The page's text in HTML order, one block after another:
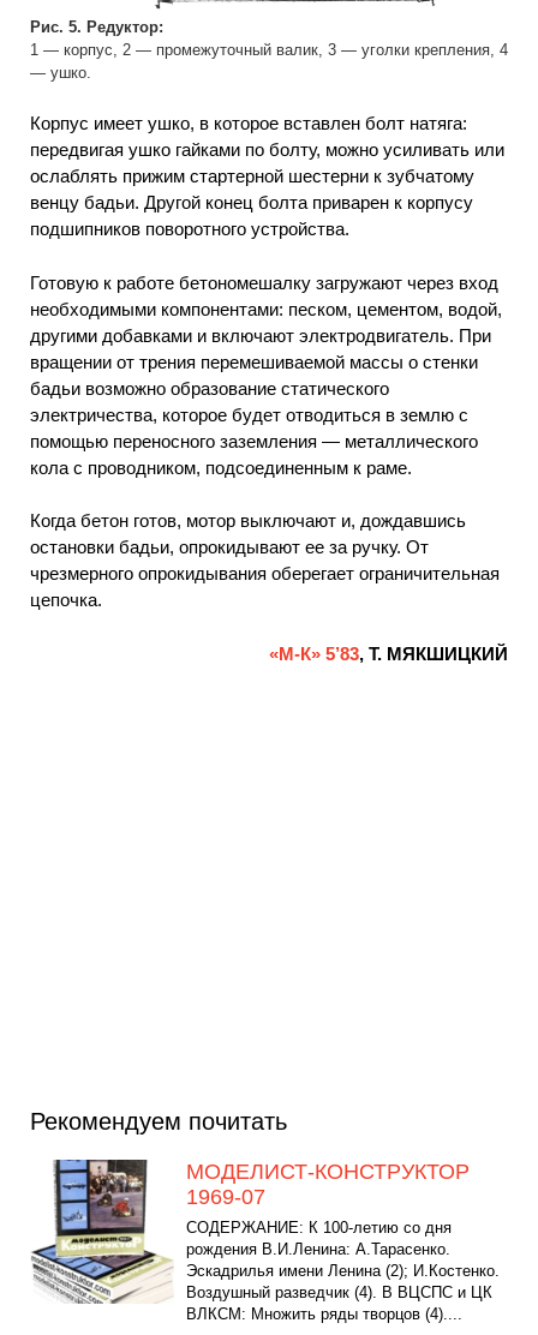
Рис. 5. Редуктор:
1 — корпус, 2 — промежуточный валик, 3 — уголки крепления, 4
— ушко.
Корпус имеет ушко, в которое вставлен болт натяга:
передвигая ушко гайками по болту, можно усиливать или
ослаблять прижим стартерной шестерни к зубчатому
венцу бадьи. Другой конец болта приварен к корпусу
подшипников поворотного устройства.
Готовую к работе бетономешалку загружают через вход
необходимыми компонентами: песком, цементом, водой,
другими добавками и включают электродвигатель. При
вращении от трения перемешиваемой массы о стенки
бадьи возможно образование статического
электричества, которое будет отводиться в землю с
помощью переносного заземления — металлического
кола с проводником, подсоединенным к раме.
Когда бетон готов, мотор выключают и, дождавшись
остановки бадьи, опрокидывают ее за ручку. От
чрезмерного опрокидывания оберегает ограничительная
цепочка.
«М-К» 5’83, Т. МЯКШИЦКИЙ
Рекомендуем почитать
МОДЕЛИСТ-КОНСТРУКТОР
1969-07
СОДЕРЖАНИЕ: К 100-летию со дня
рождения В.И.Ленина: А.Тарасенко.
Эскадрилья имени Ленина (2); И.Костенко.
Воздушный разведчик (4). В ВЦСПС и ЦК
ВЛКСМ: Множить ряды творцов (4)....